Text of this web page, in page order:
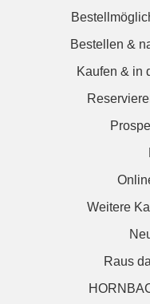
Bestellen &
Kaufen & in
Weitere
Raus